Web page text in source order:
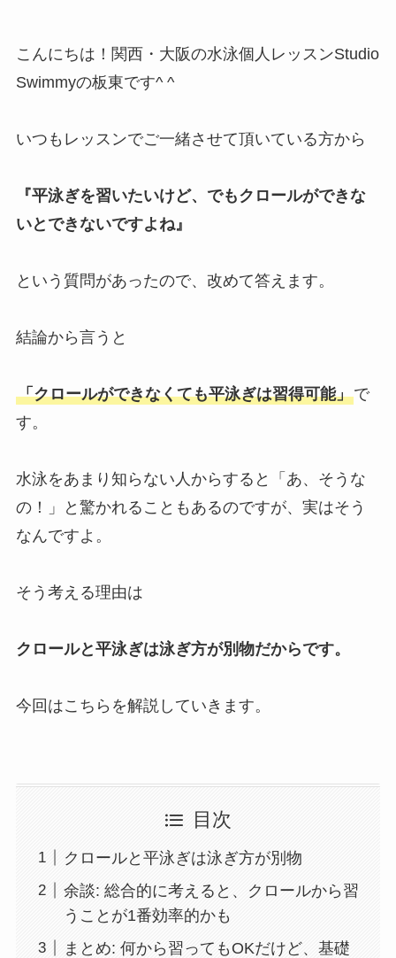
こんにちは！関西・大阪の水泳個人レッスンStudio
Swimmyの板東です^ ^
いつもレッスンでご一緒させて頂いている方から
『平泳ぎを習いたいけど、でもクロールができな
いとできないですよね』
という質問があったので、改めて答えます。
結論から言うと
「クロールができなくても平泳ぎは習得可能」で
す。
水泳をあまり知らない人からすると「あ、そうな
の！」と驚かれることもあるのですが、実はそう
なんですよ。
そう考える理由は
クロールと平泳ぎは泳ぎ方が別物だからです。
今回はこちらを解説していきます。
目次
クロールと平泳ぎは泳ぎ方が別物
余談: 総合的に考えると、クロールから習
うことが1番効率的かも
まとめ: 何から習ってもOKだけど、基礎